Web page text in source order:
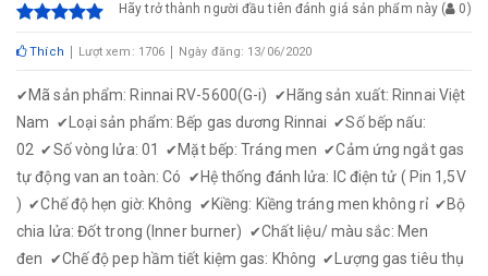
Hãy trở thành người đầu tiên đánh giá sản phẩm này ( 0)
Thích Lượt xem: 1706 Ngày đăng: 13/06/2020
✔ Mã sản phẩm: Rinnai RV-5600(G-i) ✔ Hãng sản xuất: Rinnai Việt
Nam ✔ Loại sản phẩm: Bếp gas dương Rinnai ✔Số bếp nấu:
02 ✔ Số vòng lửa: 01 ✔ Mặt bếp: Tráng men ✔Cảm ứng ngắt gas
tự động van an toàn: Có ✔ Hệ thống đánh lửa: IC điện tử ( Pin 1,5V
) ✔Chế độ hẹn giờ: Không ✔ Kiềng: Kiềng tráng men không rỉ ✔ Bộ
chia lửa: Đốt trong (Inner burner) ✔Chất liệu/ màu sắc: Men
đen ✔Chế độ pep hầm tiết kiệm gas: Không ✔
Lượng gas tiêu thụ